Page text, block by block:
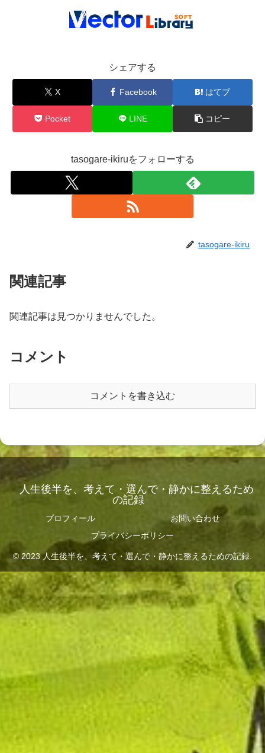
シェアする
X Facebook はてブ
Pocket LINE コピー
tasogare-ikiruをフォローする
tasogare-ikiru
関連記事
関連記事は見つかりませんでした。
コメント
コメントを書き込む
人生後半を、考えて・選んで・静かに整えるため
の記録
プロフィール
お問い合わせ
プライバシーポリシー
© 2023 人生後半を、考えて・選んで・静かに整えるための記録.